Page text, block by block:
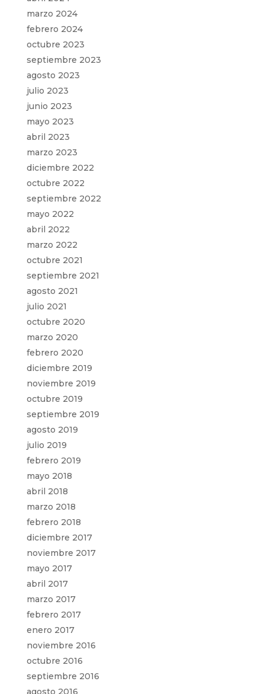
marzo 2024
febrero 2024
octubre 2023
septiembre 2023
agosto 2023
julio 2023
junio 2023
mayo 2023
abril 2023
marzo 2023
diciembre 2022
octubre 2022
septiembre 2022
mayo 2022
abril 2022
marzo 2022
octubre 2021
septiembre 2021
agosto 2021
julio 2021
octubre 2020
marzo 2020
febrero 2020
diciembre 2019
noviembre 2019
octubre 2019
septiembre 2019
agosto 2019
julio 2019
febrero 2019
mayo 2018
abril 2018
marzo 2018
febrero 2018
diciembre 2017
noviembre 2017
mayo 2017
abril 2017
marzo 2017
febrero 2017
enero 2017
noviembre 2016
octubre 2016
septiembre 2016
agosto 2016